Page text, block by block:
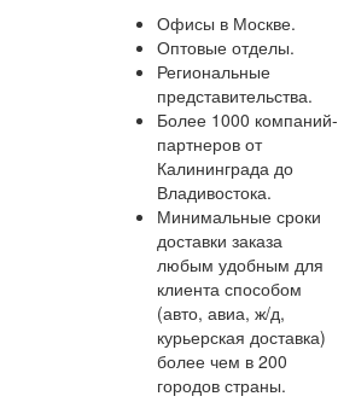
Офисы в Москве.
Оптовые отделы.
Региональные
представительства.
Более 1000 компаний-
партнеров от
Калининграда до
Владивостока.
Минимальные сроки
доставки заказа
любым удобным для
клиента способом
(авто, авиа, ж/д,
курьерская доставка)
более чем в 200
городов страны.